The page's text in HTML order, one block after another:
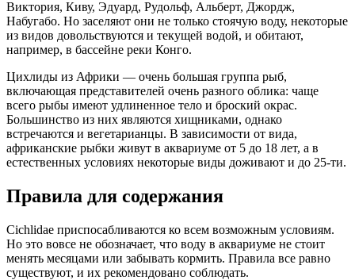
Виктория, Киву, Эдуард, Рудольф, Альберт, Джордж,
Набугабо. Но заселяют они не только стоячую воду, некоторые
из видов довольствуются и текущей водой, и обитают,
например, в бассейне реки Конго.
Цихлиды из Африки — очень большая группа рыб,
включающая представителей очень разного облика: чаще
всего рыбы имеют удлиненное тело и броский окрас.
Большинство из них являются хищниками, однако
встречаются и вегетарианцы. В зависимости от вида,
африканские рыбки живут в аквариуме от 5 до 18 лет, а в
естественных условиях некоторые виды доживают и до 25-ти.
Правила для содержания
Сichlidae приспосабливаются ко всем возможным условиям.
Но это вовсе не обозначает, что воду в аквариуме не стоит
менять месяцами или забывать кормить. Правила все равно
существуют, и их рекомендовано соблюдать.